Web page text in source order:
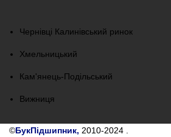
Чернівці Калинівський ринок
Хмельницький
Кам'янець-Подільський
Вижниця
©БукПідшипник, 2010-2024